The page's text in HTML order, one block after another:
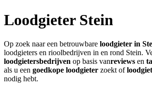
Loodgieter Stein
Op zoek naar een betrouwbare loodgieter in
loodgieters en rioolbedrijven in en rond Stein.
loodgietersbedrijven op basis vanreviews en
als u een goedkope loodgieter zoekt of
nodig hebt.